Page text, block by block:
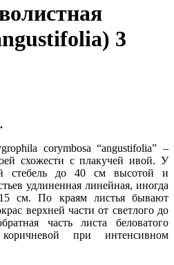
3
corymbosa “angustifolia” –
схожести с плакучей ивой. У
стебель до 40 см высотой и
удлиненная линейная, иногда
15 см. По краям листья бывают
верхней части от светлого до
часть листа беловатого
при интенсивном